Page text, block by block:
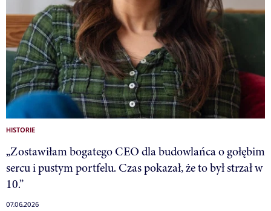
HISTORIE
„Zostawiłam bogatego CEO dla budowlańca o gołębim
sercu i pustym portfelu. Czas pokazał, że to był strzał w
10.”
07.06.2026